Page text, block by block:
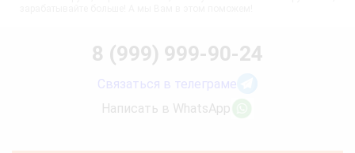
8 (999) 999-90-24
Связаться в телеграме
Написать в WhatsApp